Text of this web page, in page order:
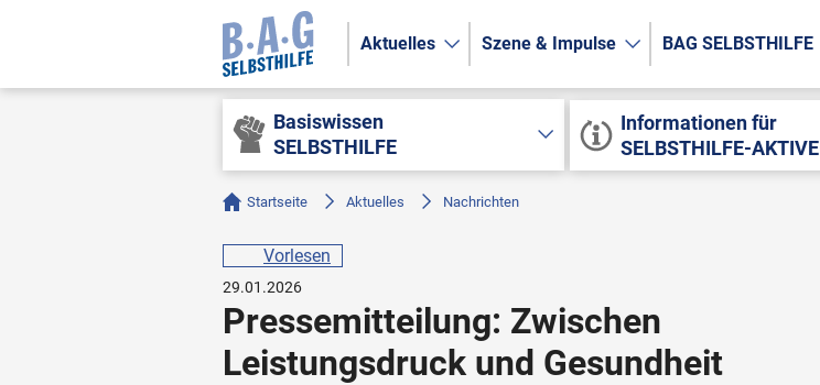
Aktuelles Szene & Impulse BAG SELBSTHILFE
Basiswissen
SELBSTHILFE
Informationen für
SELBSTHILFE-AKTIVE
Startseite Aktuelles Nachrichten
Vorlesen
29.01.2026
Pressemitteilung: Zwischen
Leistungsdruck und Gesundheit